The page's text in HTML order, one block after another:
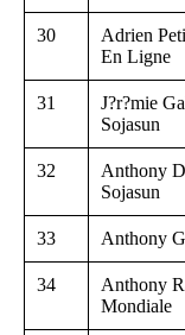
30
Adrien
En Ligne
31
J?r?mie
Sojasun
32
Anthony
Sojasun
33 Anthony
34
Anthony
Mondiale